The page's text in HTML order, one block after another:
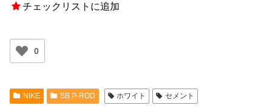
チェックリストに追加
0
NIKE SB P-ROD ホワイト セメント